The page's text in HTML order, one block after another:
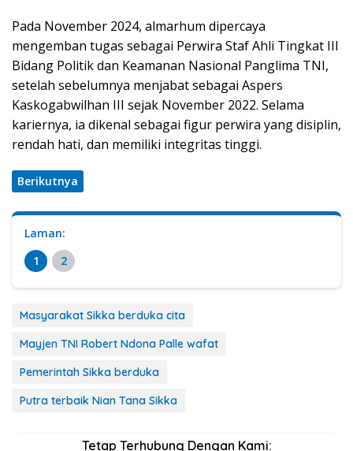
Pada November 2024, almarhum dipercaya
mengemban tugas sebagai Perwira Staf Ahli Tingkat III
Bidang Politik dan Keamanan Nasional Panglima TNI,
setelah sebelumnya menjabat sebagai Aspers
Kaskogabwilhan III sejak November 2022. Selama
kariernya, ia dikenal sebagai figur perwira yang disiplin,
rendah hati, dan memiliki integritas tinggi.
Berikutnya
Laman:
1
2
Masyarakat Sikka berduka cita
Mayjen TNI Robert Ndona Palle wafat
Pemerintah Sikka berduka
Putra terbaik Nian Tana Sikka
Tetap Terhubung Dengan Kami: